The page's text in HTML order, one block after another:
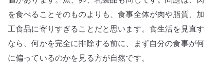
を食べることそのものよりも、食事全体が肉や脂質、加
工食品に寄りすぎることだと思います。食生活を見直す
なら、何かを完全に排除する前に、まず自分の食事が何
に偏っているのかを見る方が自然です。